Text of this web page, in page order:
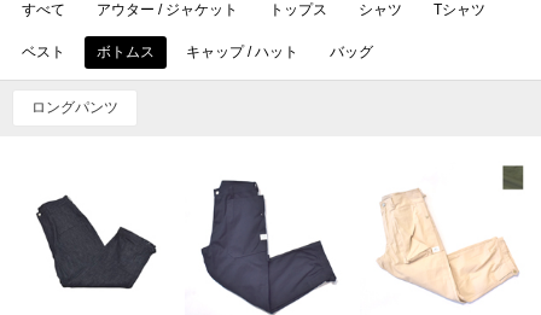
すべて アウター / ジャケット トップス シャツ Tシャツ
ベスト ボトムス キャップ / ハット バッグ
ロングパンツ